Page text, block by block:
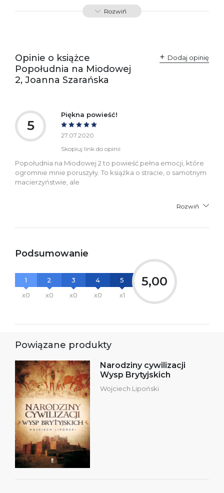
Producent / Osoby
odpowiedzialne za
Wydawnictwo Poznańskie
Sp. z o.o.
+48 61 623 38 38
Ostrzeżenia oraz
informacje dotyczące
Załącznik PDF
Rozwiń
Opinie o książce
Popołudnia na Miodowej
2, Joanna Szarańska
Dodaj opinię
5
Piękna powieść!
27.07.2020
Skopiuj link do opinii
Popołudnia na Miodowej 2 to powieść pełna emocji, które
ogromnie mnie poruszyły. To książka o stracie, o samotnym
macierzyństwie, ale
Rozwiń
Podsumowanie
1
x0
2
x0
3
x0
4
x0
5
x1
5,00
Powiązane produkty
Narodziny cywilizacji
Wysp Brytyjskich
Wojciech Lipoński